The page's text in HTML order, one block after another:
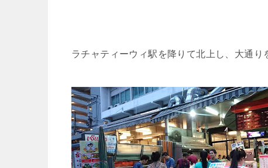
ラチャティーウィ駅を降りて北上し、大通り